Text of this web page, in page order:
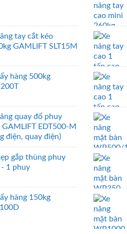
tay cắt kéo
GAMLIFT SLT15M
hàng 500kg
quay đổ phuy
GAMLIFT EDT500-M
điện, quay điện)
gắp thùng phuy
1 phuy
hàng 150kg